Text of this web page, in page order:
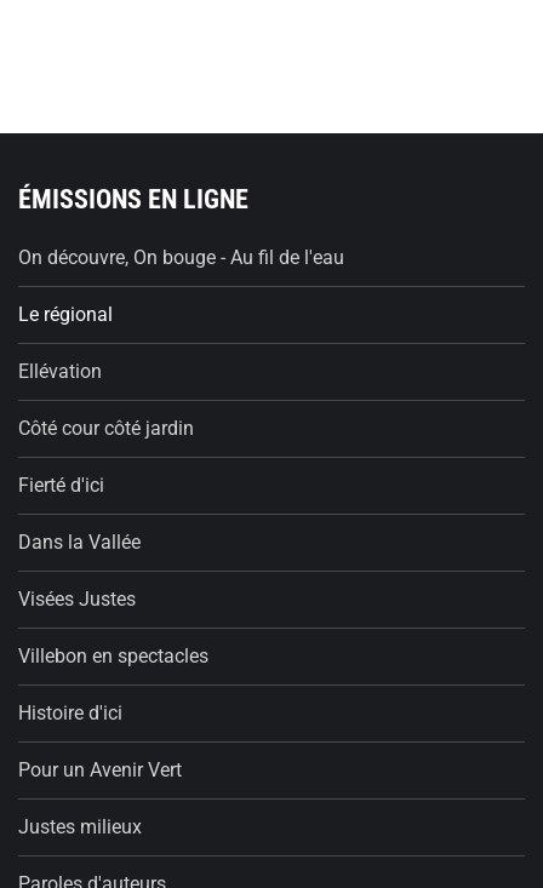
ÉMISSIONS EN LIGNE
On découvre, On bouge - Au fil de l'eau
Le régional
Ellévation
Côté cour côté jardin
Fierté d'ici
Dans la Vallée
Visées Justes
Villebon en spectacles
Histoire d'ici
Pour un Avenir Vert
Justes milieux